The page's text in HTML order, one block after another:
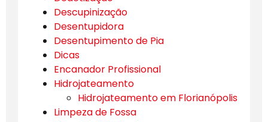
Descupinização
Desentupidora
Desentupimento de Pia
Dicas
Encanador Profissional
Hidrojateamento
Hidrojateamento em Florianópolis
Limpeza de Fossa